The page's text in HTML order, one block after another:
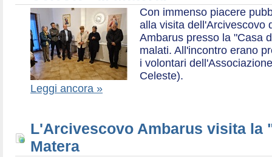
Con immenso piacere
alla visita dell'Arcivescovo
Ambarus presso la "Casa
malati. All'incontro erano
i volontari
Celeste).
Leggi ancora »
L'Arcivescovo Ambarus visita la
Matera